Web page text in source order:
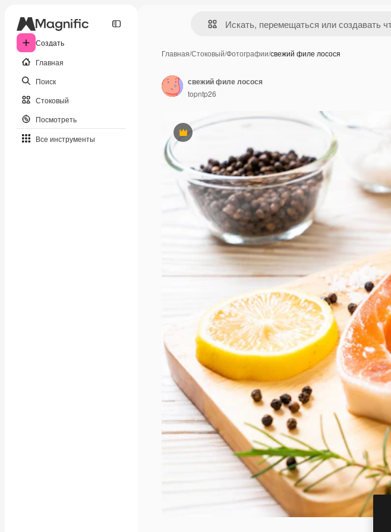
Создать
Главная
Поиск
Стоковый
Посмотреть
Все инструменты
Главная/Стоковый/Фотографии/свежий филе лосося
Премиум
свежий филе лосося
topntp26